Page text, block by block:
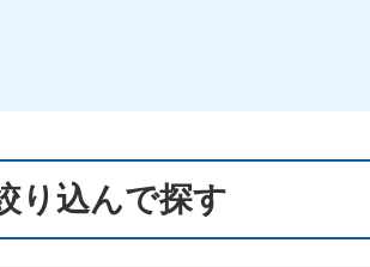
り込んで探す